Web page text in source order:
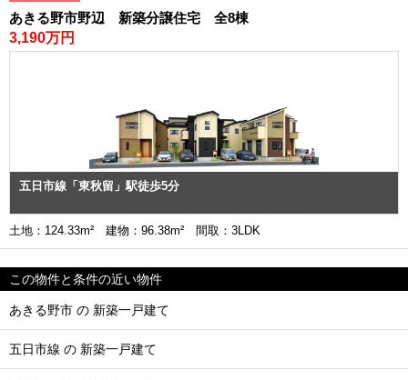
あきる野市野辺 新築分譲住宅 全8棟
3,190万円
五日市線「東秋留」駅徒歩5分
土地：124.33m² 建物：96.38m² 間取：3LDK
この物件と条件の近い物件
あきる野市 の 新築一戸建て
五日市線 の 新築一戸建て